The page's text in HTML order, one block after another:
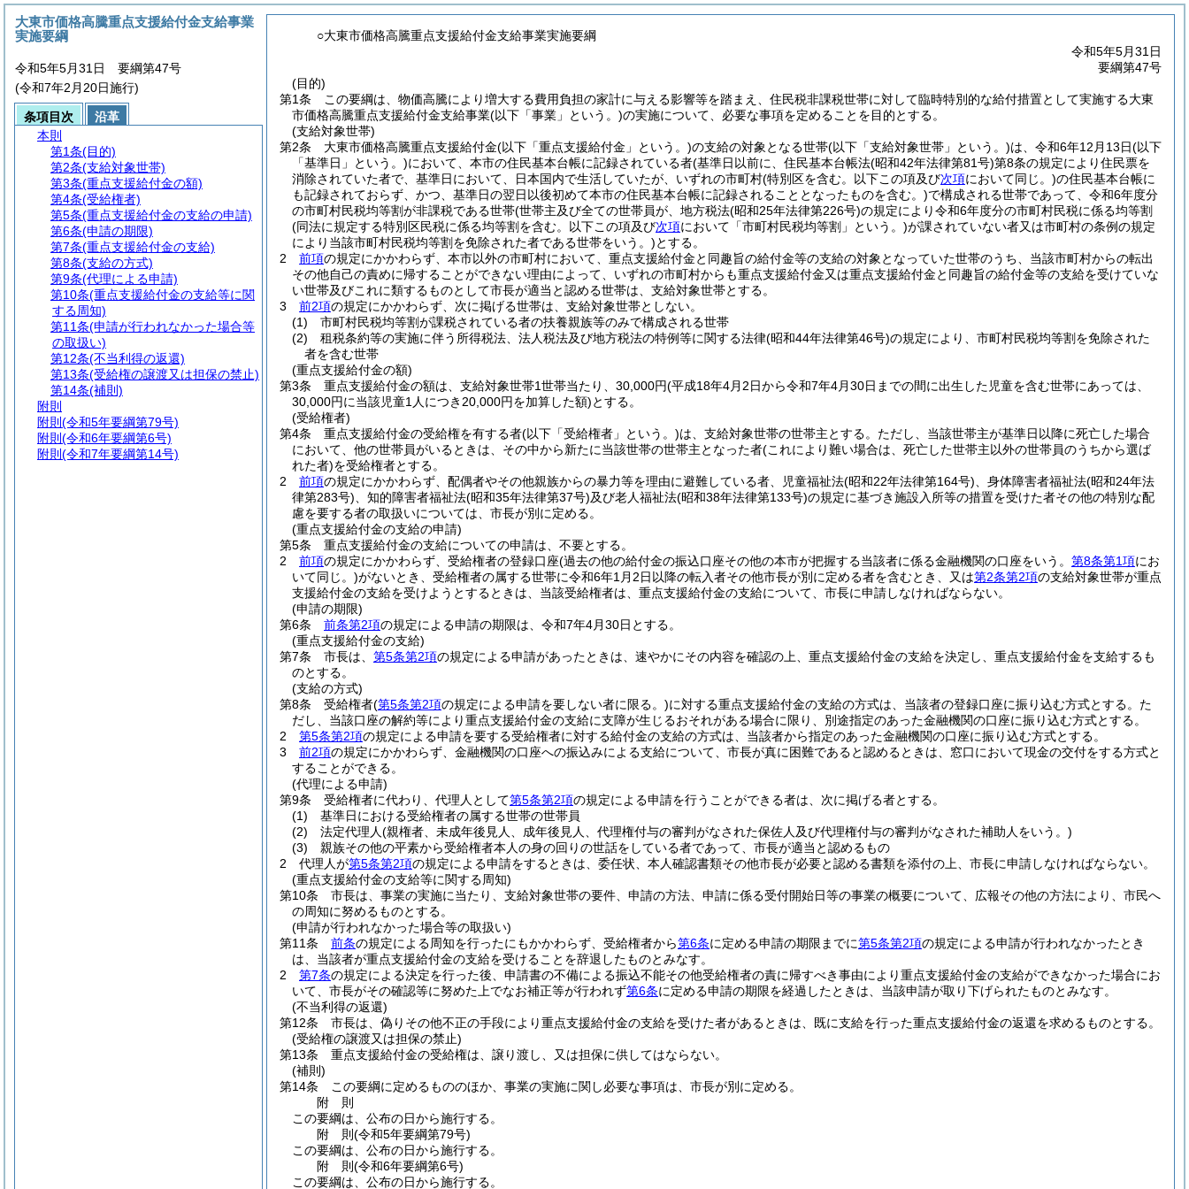
○大東市価格高騰重点支援給付金支給事業実施要綱
令和5年5月31日
要綱第47号
(目的)
第1条
この要綱は、物価高騰により増大する費用負担の家計に与える影響等を踏まえ、住民税非課税世帯に対して臨時特別的な給付措置として実施する大東
市価格高騰重点支援給付金支給事業(以下「事業」という。)の実施について、必要な事項を定めることを目的とする。
(支給対象世帯)
第2条
大東市価格高騰重点支援給付金(以下「重点支援給付金」という。)の支給の対象となる世帯(以下「支給対象世帯」という。)は、令和6年12月13日(以下
「基準日」という。)において、本市の住民基本台帳に記録されている者(基準日以前に、住民基本台帳法(昭和42年法律第81号)第8条の規定により住民票を
消除されていた者で、基準日において、日本国内で生活していたが、いずれの市町村(特別区を含む。以下この項及び次項において同じ。)の住民基本台帳に
も記録されておらず、かつ、基準日の翌日以後初めて本市の住民基本台帳に記録されることとなったものを含む。)で構成される世帯であって、令和6年度分
の市町村民税均等割が非課税である世帯(世帯主及び全ての世帯員が、地方税法(昭和25年法律第226号)の規定により令和6年度分の市町村民税に係る均等割
(同法に規定する特別区民税に係る均等割を含む。以下この項及び次項において「市町村民税均等割」という。)が課されていない者又は市町村の条例の規定
により当該市町村民税均等割を免除された者である世帯をいう。)とする。
2
前項の規定にかかわらず、本市以外の市町村において、重点支援給付金と同趣旨の給付金等の支給の対象となっていた世帯のうち、当該市町村からの転出
その他自己の責めに帰することができない理由によって、いずれの市町村からも重点支援給付金又は重点支援給付金と同趣旨の給付金等の支給を受けていな
い世帯及びこれに類するものとして市長が適当と認める世帯は、支給対象世帯とする。
3
前2項の規定にかかわらず、次に掲げる世帯は、支給対象世帯としない。
(1)
市町村民税均等割が課税されている者の扶養親族等のみで構成される世帯
(2)
租税条約等の実施に伴う所得税法、法人税法及び地方税法の特例等に関する法律(昭和44年法律第46号)の規定により、市町村民税均等割を免除された
者を含む世帯
(重点支援給付金の額)
第3条
重点支援給付金の額は、支給対象世帯1世帯当たり、30,000円(平成18年4月2日から令和7年4月30日までの間に出生した児童を含む世帯にあっては、
30,000円に当該児童1人につき20,000円を加算した額)とする。
(受給権者)
第4条
重点支援給付金の受給権を有する者(以下「受給権者」という。)は、支給対象世帯の世帯主とする。 ただし、当該世帯主が基準日以降に死亡した場合
において、他の世帯員がいるときは、その中から新たに当該世帯の世帯主となった者(これにより難い場合は、死亡した世帯主以外の世帯員のうちから選ば
れた者)を受給権者とする。
2
前項の規定にかかわらず、配偶者やその他親族からの暴力等を理由に避難している者、児童福祉法(昭和22年法律第164号) 、身体障害者福祉法(昭和24年法
律第283号) 、知的障害者福祉法(昭和35年法律第37号)及び老人福祉法(昭和38年法律第133号)の規定に基づき施設入所等の措置を受けた者その他の特別な配
慮を要する者の取扱いについては、市長が別に定める。
(重点支援給付金の支給の申請)
第5条
重点支援給付金の支給についての申請は、不要とする。
2
前項の規定にかかわらず、受給権者の登録口座(過去の他の給付金の振込口座その他の本市が把握する当該者に係る金融機関の口座をいう。 第8条第1項にお
いて同じ。)がないとき、受給権者の属する世帯に令和6年1月2日以降の転入者その他市長が別に定める者を含むとき、又は第2条第2項の支給対象世帯が重点
支援給付金の支給を受けようとするときは、当該受給権者は、重点支援給付金の支給について、市長に申請しなければならない。
(申請の期限)
第6条
前条第2項の規定による申請の期限は、令和7年4月30日とする。
(重点支援給付金の支給)
第7条
市長は、 第5条第2項の規定による申請があったときは、速やかにその内容を確認の上、重点支援給付金の支給を決定し、重点支援給付金を支給するも
のとする。
(支給の方式)
第8条
受給権者(第5条第2項の規定による申請を要しない者に限る。)に対する重点支援給付金の支給の方式は、当該者の登録口座に振り込む方式とする。 た
だし、当該口座の解約等により重点支援給付金の支給に支障が生じるおそれがある場合に限り、別途指定のあった金融機関の口座に振り込む方式とする。
2
第5条第2項の規定による申請を要する受給権者に対する給付金の支給の方式は、当該者から指定のあった金融機関の口座に振り込む方式とする。
3
前2項の規定にかかわらず、金融機関の口座への振込みによる支給について、市長が真に困難であると認めるときは、窓口において現金の交付をする方式と
することができる。
(代理による申請)
第9条
受給権者に代わり、代理人として第5条第2項の規定による申請を行うことができる者は、次に掲げる者とする。
(1)
基準日における受給権者の属する世帯の世帯員
(2)
法定代理人(親権者、未成年後見人、成年後見人、代理権付与の審判がなされた保佐人及び代理権付与の審判がなされた補助人をいう。)
(3)
親族その他の平素から受給権者本人の身の回りの世話をしている者であって、市長が適当と認めるもの
2
代理人が第5条第2項の規定による申請をするときは、委任状、本人確認書類その他市長が必要と認める書類を添付の上、市長に申請しなければならない。
(重点支援給付金の支給等に関する周知)
第10条
市長は、事業の実施に当たり、支給対象世帯の要件、申請の方法、申請に係る受付開始日等の事業の概要について、広報その他の方法により、市民へ
の周知に努めるものとする。
(申請が行われなかった場合等の取扱い)
第11条
前条の規定による周知を行ったにもかかわらず、受給権者から第6条に定める申請の期限までに第5条第2項の規定による申請が行われなかったとき
は、当該者が重点支援給付金の支給を受けることを辞退したものとみなす。
2
第7条の規定による決定を行った後、申請書の不備による振込不能その他受給権者の責に帰すべき事由により重点支援給付金の支給ができなかった場合にお
いて、市長がその確認等に努めた上でなお補正等が行われず第6条に定める申請の期限を経過したときは、当該申請が取り下げられたものとみなす。
(不当利得の返還)
第12条
市長は、偽りその他不正の手段により重点支援給付金の支給を受けた者があるときは、既に支給を行った重点支援給付金の返還を求めるものとする。
(受給権の譲渡又は担保の禁止)
第13条
重点支援給付金の受給権は、譲り渡し、又は担保に供してはならない。
(補則)
第14条
この要綱に定めるもののほか、事業の実施に関し必要な事項は、市長が別に定める。
附 則
この要綱は、公布の日から施行する。
附 則(令和5年要綱第79号)
この要綱は、公布の日から施行する。
附 則(令和6年要綱第6号)
この要綱は、公布の日から施行する。
大東市価格高騰重点支援給付金支給事業
実施要綱
令和5年5月31日 要綱第47号
(令和7年2月20日施行)
条項目次
沿革
本則
第1条(目的)
第2条(支給対象世帯)
第3条(重点支援給付金の額)
第4条(受給権者)
第5条(重点支援給付金の支給の申請)
第6条(申請の期限)
第7条(重点支援給付金の支給)
第8条(支給の方式)
第9条(代理による申請)
第10条(重点支援給付金の支給等に関
する周知)
第11条(申請が行われなかった場合等
の取扱い)
第12条(不当利得の返還)
第13条(受給権の譲渡又は担保の禁止)
第14条(補則)
附則
附則 (令和5年要綱第79号)
附則 (令和6年要綱第6号)
附則 (令和7年要綱第14号)